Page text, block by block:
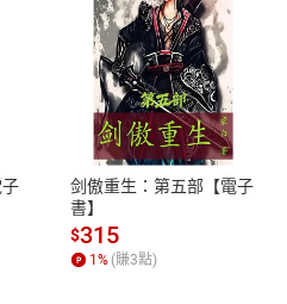
退換貨規範
店是否提供消費者保護法七日猶
之權利，遽消費者保護法及通訊交
權合理例外情事適用準則，依商
質各有不同規定。詳細退換貨說明
照各商品說明。
剑傲重生：第五部【電子
書】
$315
1 % (賺3點)